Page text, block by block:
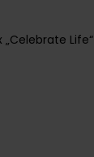
„Celebrate Life“